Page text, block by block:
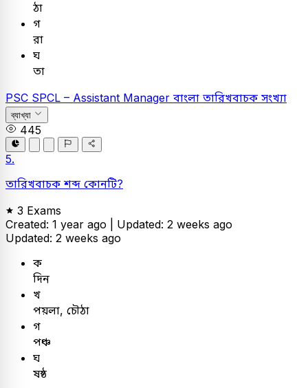
ঠা
গ
রা
ঘ
তা
PSC SPCL – Assistant Manager বাংলা তারিখবাচক সংখ্যা
ব্যাখ্যা
445
5.
তারিখবাচক শব্দ কোনটি?
3 Exams
Created: 1 year ago | Updated: 2 weeks ago
Updated: 2 weeks ago
ক
দিন
খ
পয়লা, চৌঠা
গ
পঞ্চ
ঘ
ষষ্ঠ